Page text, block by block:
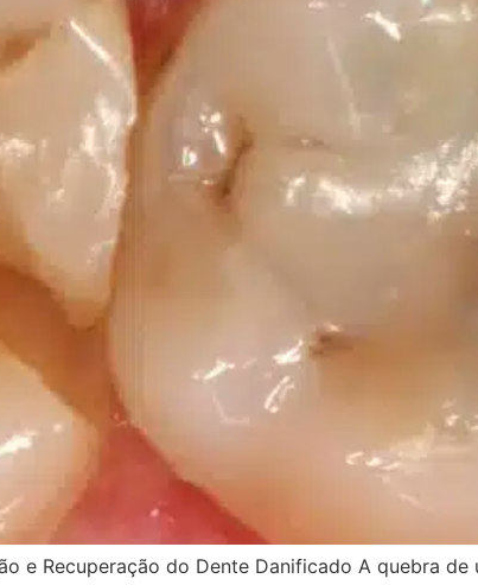
e Recuperação do Dente Danificado A quebra